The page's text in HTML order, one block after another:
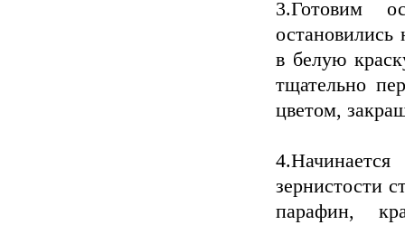
3.Готовим
остановились
в белую
тщательно
цветом,
зернистости
парафин,